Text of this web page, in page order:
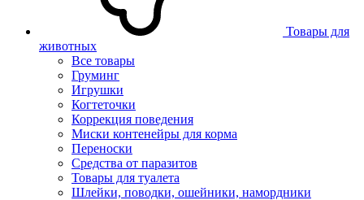
Товары для
животных
Все товары
Груминг
Игрушки
Когтеточки
Коррекция поведения
Миски контенейры для корма
Переноски
Средства от паразитов
Товары для туалета
Шлейки, поводки, ошейники, намордники